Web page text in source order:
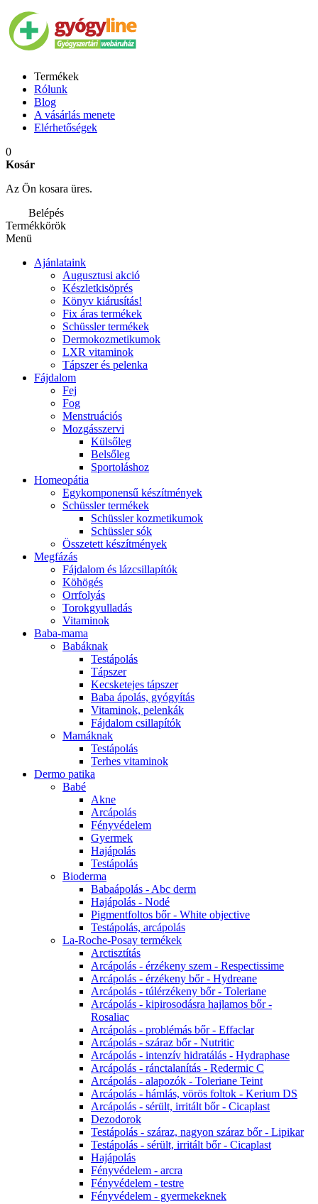
Termékek
Rólunk
Blog
A vásárlás menete
Elérhetőségek
0
Kosár
Az Ön kosara üres.
Belépés
Termékkörök
Menü
Ajánlataink
Augusztusi akció
Készletkisöprés
Könyv kiárusítás!
Fix áras termékek
Schüssler termékek
Dermokozmetikumok
LXR vitaminok
Tápszer és pelenka
Fájdalom
Fej
Fog
Menstruációs
Mozgásszervi
Külsőleg
Belsőleg
Sportoláshoz
Homeopátia
Egykomponensű készítmények
Schüssler termékek
Schüssler kozmetikumok
Schüssler sók
Összetett készítmények
Megfázás
Fájdalom és lázcsillapítók
Köhögés
Orrfolyás
Torokgyulladás
Vitaminok
Baba-mama
Babáknak
Testápolás
Tápszer
Kecsketejes tápszer
Baba ápolás, gyógyítás
Vitaminok, pelenkák
Fájdalom csillapítók
Mamáknak
Testápolás
Terhes vitaminok
Dermo patika
Babé
Akne
Arcápolás
Fényvédelem
Gyermek
Hajápolás
Testápolás
Bioderma
Babaápolás - Abc derm
Hajápolás - Nodé
Pigmentfoltos bőr - White objective
Testápolás, arcápolás
La-Roche-Posay termékek
Arctisztítás
Arcápolás - érzékeny szem - Respectissime
Arcápolás - érzékeny bőr - Hydreane
Arcápolás - túlérzékeny bőr - Toleriane
Arcápolás - kipirosodásra hajlamos bőr -
Rosaliac
Arcápolás - problémás bőr - Effaclar
Arcápolás - száraz bőr - Nutritic
Arcápolás - intenzív hidratálás - Hydraphase
Arcápolás - ránctalanítás - Redermic C
Arcápolás - alapozók - Toleriane Teint
Arcápolás - hámlás, vörös foltok - Kerium DS
Arcápolás - sérült, irritált bőr - Cicaplast
Dezodorok
Testápolás - száraz, nagyon száraz bőr - Lipikar
Testápolás - sérült, irritált bőr - Cicaplast
Hajápolás
Fényvédelem - arcra
Fényvédelem - testre
Fényvédelem - gyermekeknek